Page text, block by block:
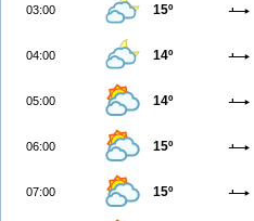
03:00 15º
04:00 14º
05:00 14º
06:00 15º
07:00 15º